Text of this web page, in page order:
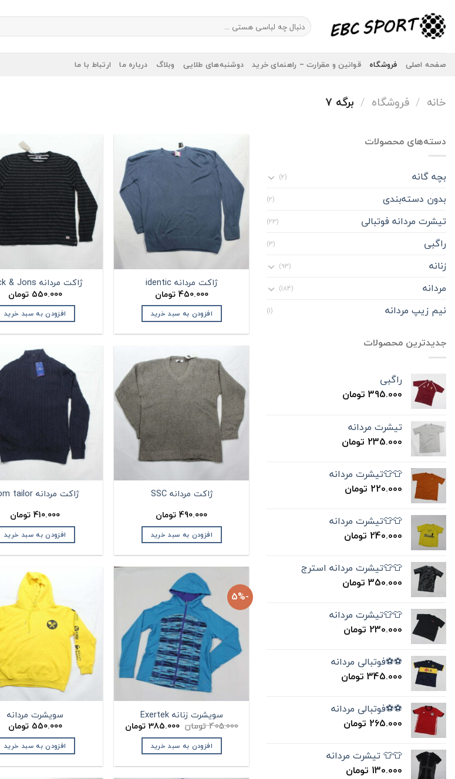
content
جستجو
برای:
صفحه اصلی فروشگاه قوانین و مقرارت – راهنمای خرید دوشنبه‌های طلایی وبلاگ درباره ما ارتباط با ما
خانه / فروشگاه / برگه 7
دسته‌های محصولات
بچه گانه (2)
بدون دسته‌بندی (2)
تیشرت مردانه فوتبالی (23)
راگبی (3)
زنانه (93)
مردانه (184)
نیم زیپ مردانه (1)
جدیدترین محصولات
راگبی
395.000 تومان
تیشرت مردانه
235.000 تومان
👕👕تیشرت مردانه
220.000 تومان
👕👕تیشرت مردانه
240.000 تومان
👕👕تیشرت مردانه استرج
350.000 تومان
👕👕تیشرت مردانه
230.000 تومان
⚽️⚽️فوتبالی مردانه
345.000 تومان
⚽️⚽️فوتبالی مردانه
265.000 تومان
👕👕 تیشرت مردانه
130.000 تومان
ژاکت مردانه identic
450.000 تومان
افزودن به سبد خرید
ژاکت مردانه Jack & Jons
550.000 تومان
افزودن به سبد خرید
ژاکت مردانه SSC
490.000 تومان
افزودن به سبد خرید
ژاکت مردانه Tom tailor
410.000 تومان
افزودن به سبد خرید
-5%
سویشرت زنانه Exertek
405.000 تومان قیمت
اصلی:
405.000 تومان
بود.
385.000 تومان
افزودن به سبد خرید
سویشرت مردانه
550.000 تومان
افزودن به سبد خرید